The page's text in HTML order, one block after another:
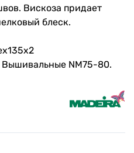
Вискоза придает
блеск.
NM75-80.